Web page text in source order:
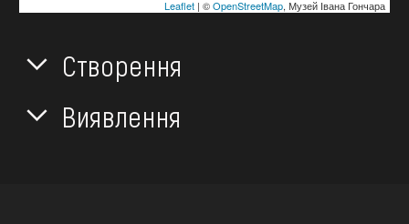
Leaflet| ©OpenStreetMap, Музей Івана Гончара
Створення
Виявлення